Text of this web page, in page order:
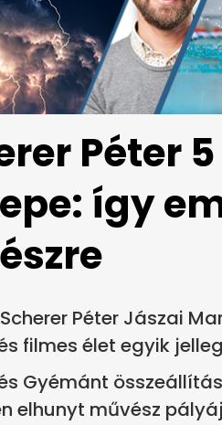
Péter
így
Péter Jászai
filmes élet egyik
Gyémánt
elhunyt művész